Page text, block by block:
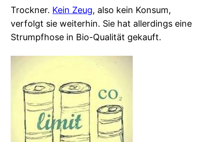
Trockner. Kein Zeug, also kein Konsum,
verfolgt sie weiterhin. Sie hat allerdings eine
Strumpfhose in Bio-Qualität gekauft.